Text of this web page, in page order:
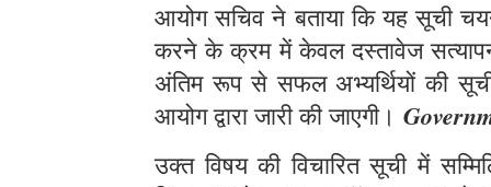
आयोग सचिव ने बताया कि यह सूची
करने के क्रम में केवल दस्तावेज
अंतिम रूप से सफल अभ्यर्थियों की सूची
आयोग द्वारा जारी की जाएगी।
उक्त विषय की विचारित सूची में